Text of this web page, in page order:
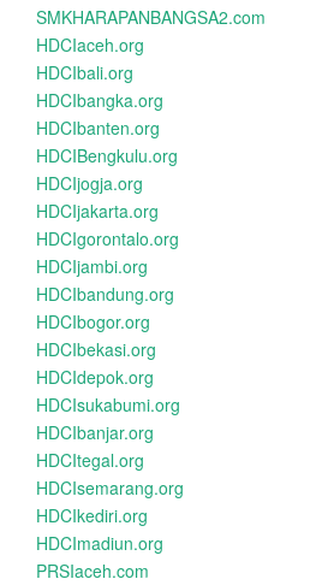
SMKHARAPANBANGSA2.com
HDCIaceh.org
HDCIbali.org
HDCIbangka.org
HDCIbanten.org
HDCIBengkulu.org
HDCIjogja.org
HDCIjakarta.org
HDCIgorontalo.org
HDCIjambi.org
HDCIbandung.org
HDCIbogor.org
HDCIbekasi.org
HDCIdepok.org
HDCIsukabumi.org
HDCIbanjar.org
HDCItegal.org
HDCIsemarang.org
HDCIkediri.org
HDCImadiun.org
PRSIaceh.com